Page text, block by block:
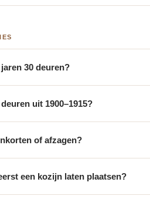
30 deuren?
uit 1900–1915?
of afzagen?
een kozijn laten plaatsen?